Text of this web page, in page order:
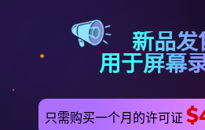
新品发
用于屏幕
只需购买一个月的许可证
文件粉碎机